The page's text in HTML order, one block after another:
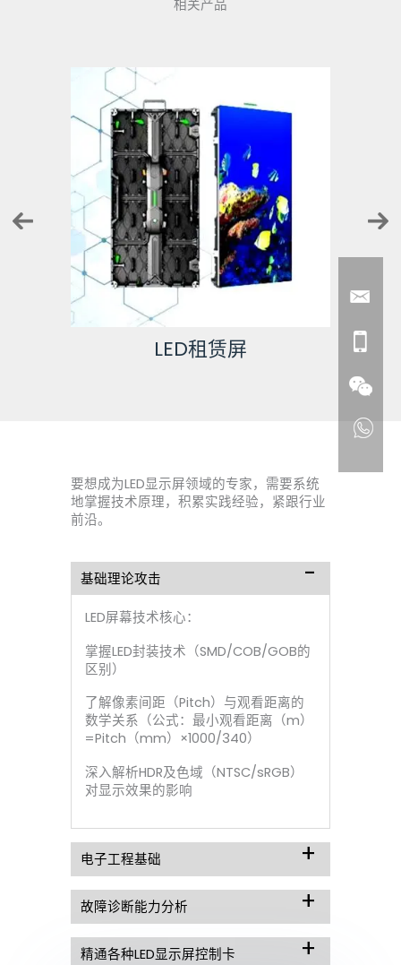
相关产品
LED租赁屏
要想成为LED显示屏领域的专家，需要系统
地掌握技术原理，积累实践经验，紧跟行业
前沿。
基础理论攻击
LED屏幕技术核心：
掌握LED封装技术（SMD/COB/GOB的
区别）
了解像素间距（Pitch）与观看距离的
数学关系（公式：最小观看距离（m）
=Pitch（mm）×1000/340）
深入解析HDR及色域（NTSC/sRGB）
对显示效果的影响
电子工程基础
故障诊断能力分析
精通各种LED显示屏控制卡